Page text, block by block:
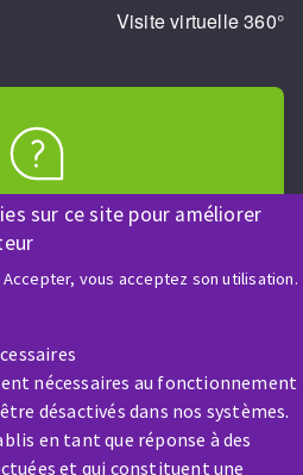
sur ce site pour améliorer
vous acceptez son utilisation.
nécessaires au fonctionnement
désactivés dans nos systèmes.
en tant que réponse à des
et qui constituent une
Visite virtuelle 360°
CONTACT
renseignement ?